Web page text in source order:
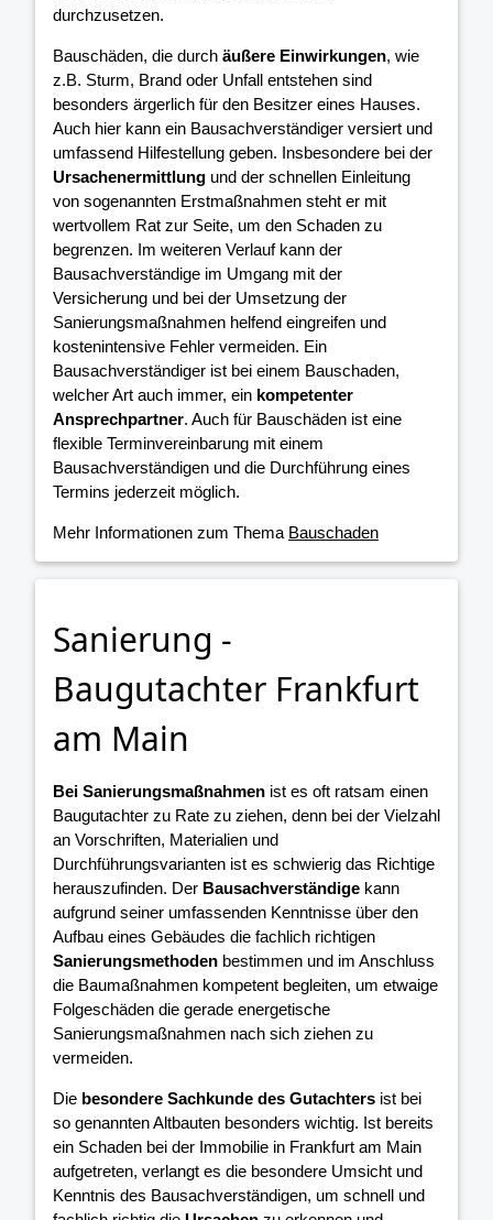
durchzusetzen.
Bauschäden, die durch äußere Einwirkungen, wie
z.B. Sturm, Brand oder Unfall entstehen sind
besonders ärgerlich für den Besitzer eines Hauses.
Auch hier kann ein Bausachverständiger versiert und
umfassend Hilfestellung geben. Insbesondere bei der
Ursachenermittlung und der schnellen Einleitung
von sogenannten Erstmaßnahmen steht er mit
wertvollem Rat zur Seite, um den Schaden zu
begrenzen. Im weiteren Verlauf kann der
Bausachverständige im Umgang mit der
Versicherung und bei der Umsetzung der
Sanierungsmaßnahmen helfend eingreifen und
kostenintensive Fehler vermeiden. Ein
Bausachverständiger ist bei einem Bauschaden,
welcher Art auch immer, ein kompetenter
Ansprechpartner. Auch für Bauschäden ist eine
flexible Terminvereinbarung mit einem
Bausachverständigen und die Durchführung eines
Termins jederzeit möglich.
Mehr Informationen zum Thema Bauschaden
Sanierung -
Baugutachter Frankfurt
am Main
Bei Sanierungsmaßnahmen ist es oft ratsam einen
Baugutachter zu Rate zu ziehen, denn bei der Vielzahl
an Vorschriften, Materialien und
Durchführungsvarianten ist es schwierig das Richtige
herauszufinden. Der Bausachverständige kann
aufgrund seiner umfassenden Kenntnisse über den
Aufbau eines Gebäudes die fachlich richtigen
Sanierungsmethoden bestimmen und im Anschluss
die Baumaßnahmen kompetent begleiten, um etwaige
Folgeschäden die gerade energetische
Sanierungsmaßnahmen nach sich ziehen zu
vermeiden.
Die besondere Sachkunde des Gutachters ist bei
so genannten Altbauten besonders wichtig. Ist bereits
ein Schaden bei der Immobilie in Frankfurt am Main
aufgetreten, verlangt es die besondere Umsicht und
Kenntnis des Bausachverständigen, um schnell und